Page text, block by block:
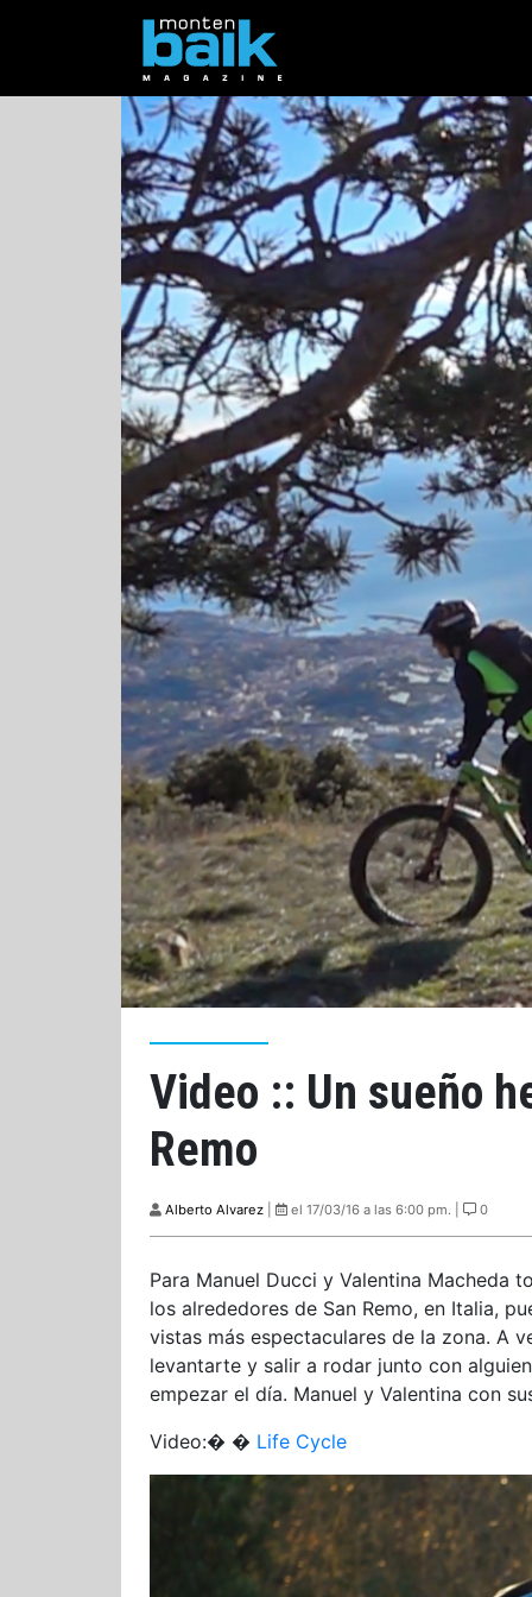
Video :: Un sueño
Remo
Alberto Alvarez el 17/03/16 a las 6:00 pm. | 0
Para Manuel Ducci y Valentina Macheda
los alrededores de San Remo, en Italia,
vistas más espectaculares de la zona. A
levantarte y salir a rodar junto con
empezar el día. Manuel y Valentina con
Video:� � Life Cycle